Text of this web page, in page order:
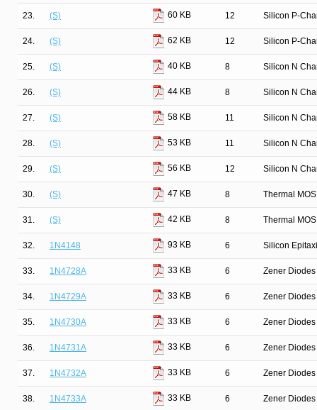
23. (S) 60 KB 12 Silicon P-
24. (S) 62 KB 12 Silicon P-
25. (S) 40 KB 8 Silicon N
26. (S) 44 KB 8 Silicon N
27. (S) 58 KB 11 Silicon N
28. (S) 53 KB 11 Silicon N
29. (S) 56 KB 12 Silicon N
30. (S) 47 KB 8 Thermal
31. (S) 42 KB 8 Thermal
32. 1N4148 93 KB 6 Silicon
33. 1N4728A 33 KB 6 Zener
34. 1N4729A 33 KB 6 Zener
35. 1N4730A 33 KB 6 Zener
36. 1N4731A 33 KB 6 Zener
37. 1N4732A 33 KB 6 Zener
38. 1N4733A 33 KB 6 Zener